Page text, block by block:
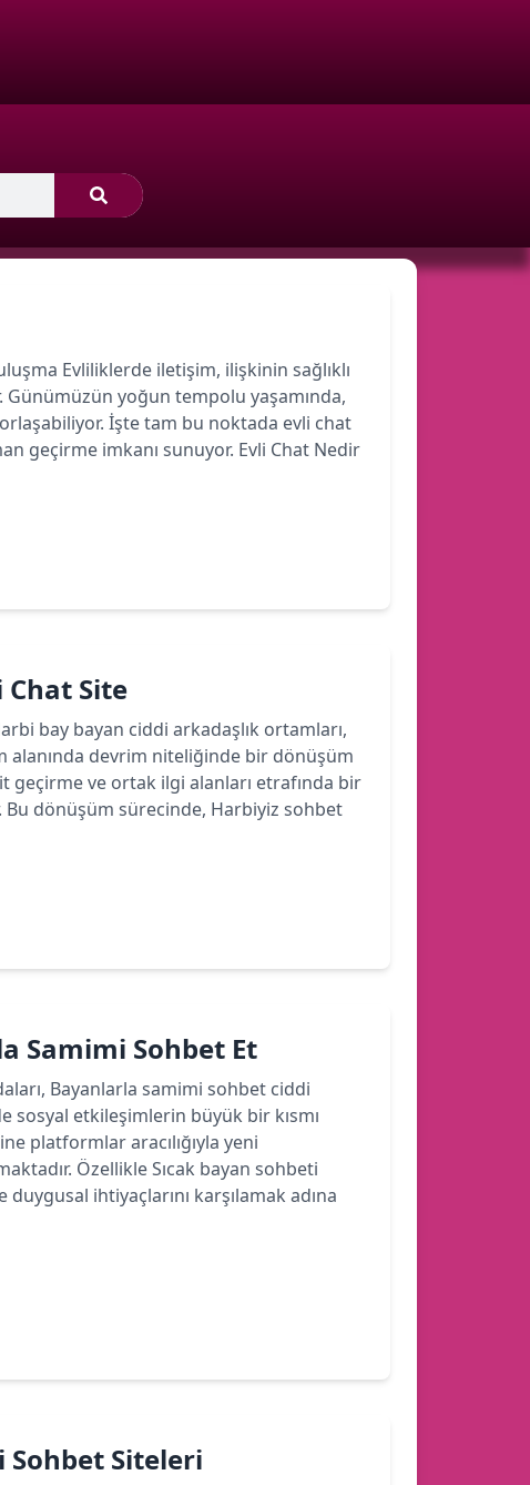
Evliliklerde iletişim, ilişkinin sağlıklı
yoğun tempolu yaşamında,
İşte tam bu noktada evli chat
geçirme imkanı sunuyor. Evli Chat Nedir
Chat Site
bay bayan ciddi arkadaşlık ortamları,
devrim niteliğinde bir dönüşüm
geçirme ve ortak ilgi alanları etrafında bir
dönüşüm sürecinde, Harbiyiz sohbet
Samimi Sohbet Et
Bayanlarla samimi sohbet ciddi
sosyal etkileşimlerin büyük bir kısmı
platformlar aracılığıyla yeni
Özellikle Sıcak bayan sohbeti
ihtiyaçlarını karşılamak adına
Sohbet Siteleri